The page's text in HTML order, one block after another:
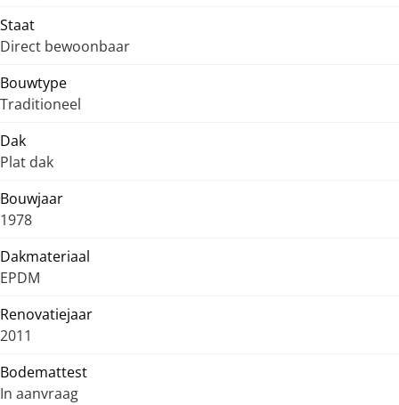
Staat
Direct bewoonbaar
Bouwtype
Traditioneel
Dak
Plat dak
Bouwjaar
1978
Dakmateriaal
EPDM
Renovatiejaar
2011
Bodemattest
In aanvraag